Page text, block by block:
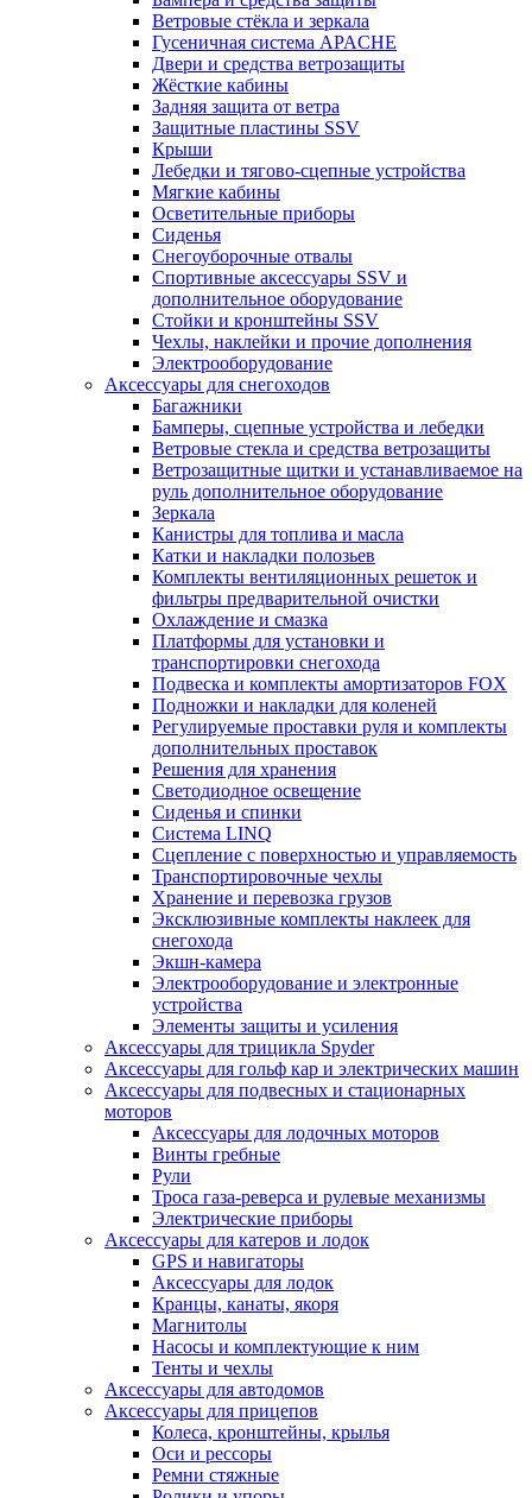
Ветровые стёкла и зеркала
Гусеничная система APACHE
Двери и средства ветрозащиты
Жёсткие кабины
Задняя защита от ветра
Защитные пластины SSV
Крыши
Лебедки и тягово-сцепные устройства
Мягкие кабины
Осветительные приборы
Сиденья
Снегоуборочные отвалы
Спортивные аксессуары SSV и
дополнительное оборудование
Стойки и кронштейны SSV
Чехлы, наклейки и прочие дополнения
Электрооборудование
Аксессуары для снегоходов
Багажники
Бамперы, сцепные устройства и лебедки
Ветровые стекла и средства ветрозащиты
Ветрозащитные щитки и устанавливаемое на
руль дополнительное оборудование
Зеркала
Канистры для топлива и масла
Катки и накладки полозьев
Комплекты вентиляционных решеток и
фильтры предварительной очистки
Охлаждение и смазка
Платформы для установки и
транспортировки снегохода
Подвеска и комплекты амортизаторов FOX
Подножки и накладки для коленей
Регулируемые проставки руля и комплекты
дополнительных проставок
Решения для хранения
Светодиодное освещение
Сиденья и спинки
Система LINQ
Сцепление с поверхностью и управляемость
Транспортировочные чехлы
Хранение и перевозка грузов
Эксклюзивные комплекты наклеек для
снегохода
Экшн-камера
Электрооборудование и электронные
устройства
Элементы защиты и усиления
Аксессуары для трицикла Spyder
Аксессуары для гольф кар и электрических машин
Аксессуары для подвесных и стационарных
моторов
Аксессуары для лодочных моторов
Винты гребные
Рули
Троса газа-реверса и рулевые механизмы
Электрические приборы
Аксессуары для катеров и лодок
GPS и навигаторы
Аксессуары для лодок
Кранцы, канаты, якоря
Магнитолы
Насосы и комплектующие к ним
Тенты и чехлы
Аксессуары для автодомов
Аксессуары для прицепов
Колеса, кронштейны, крылья
Оси и рессоры
Ремни стяжные